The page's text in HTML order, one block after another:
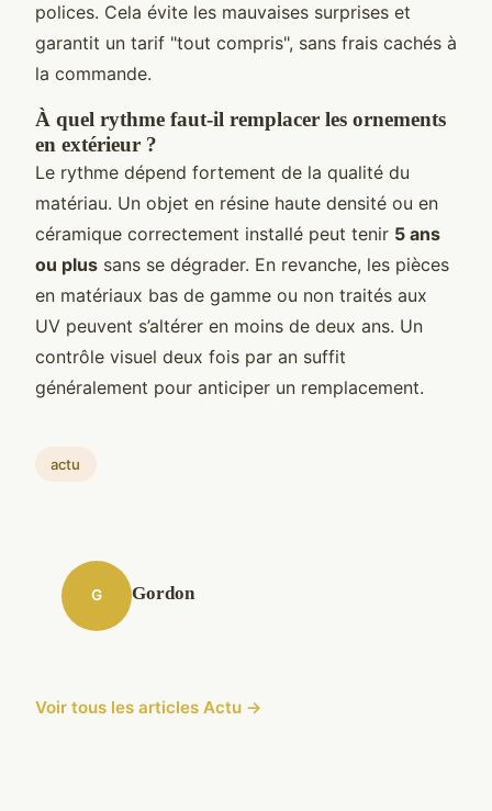
polices. Cela évite les mauvaises surprises et
garantit un tarif "tout compris", sans frais cachés à
la commande.
À quel rythme faut-il remplacer les ornements
en extérieur ?
Le rythme dépend fortement de la qualité du
matériau. Un objet en résine haute densité ou en
céramique correctement installé peut tenir 5 ans
ou plus sans se dégrader. En revanche, les pièces
en matériaux bas de gamme ou non traités aux
UV peuvent s’altérer en moins de deux ans. Un
contrôle visuel deux fois par an suffit
généralement pour anticiper un remplacement.
actu
G Gordon
Voir tous les articles Actu →